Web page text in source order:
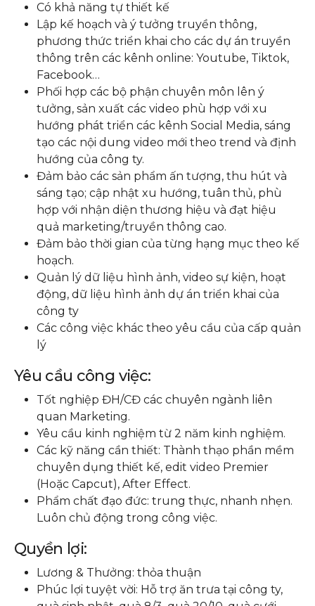
Có khả năng tự thiết kế
Lập kế hoạch và ý tưởng truyền thông,
phương thức triển khai cho các dự án truyền
thông trên các kênh online: Youtube, Tiktok,
Facebook…
Phối hợp các bộ phận chuyên môn lên ý
tưởng, sản xuất các video phù hợp với xu
hướng phát triển các kênh Social Media, sáng
tạo các nội dung video mới theo trend và định
hướng của công ty.
Đảm bảo các sản phẩm ấn tượng, thu hút và
sáng tạo; cập nhật xu hướng, tuân thủ, phù
hợp với nhận diện thương hiệu và đạt hiệu
quả marketing/truyền thông cao.
Đảm bảo thời gian của từng hạng mục theo kế
hoạch.
Quản lý dữ liệu hình ảnh, video sự kiện, hoạt
động, dữ liệu hình ảnh dự án triển khai của
công ty
Các công việc khác theo yêu cầu của cấp quản
lý
Yêu cầu công việc:
Tốt nghiệp ĐH/CĐ các chuyên ngành liên
quan Marketing.
Yêu cầu kinh nghiệm từ 2 năm kinh nghiệm.
Các kỹ năng cần thiết: Thành thạo phần mềm
chuyên dụng thiết kế, edit video Premier
(Hoặc Capcut), After Effect.
Phẩm chất đạo đức: trung thực, nhanh nhẹn.
Luôn chủ động trong công việc.
Quyền lợi:
Lương & Thưởng: thỏa thuận
Phúc lợi tuyệt vời: Hỗ trợ ăn trưa tại công ty,